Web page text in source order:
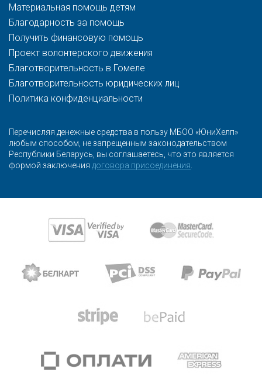
Материальная помощь детям
Благодарность за помощь
Получить финансовую помощь
Проект волонтерского движения
Благотворительность в Гомеле
Благотворительность юридических лиц
Политика конфиденциальности
Перечисляя денежные средства в пользу МБОО «ЮниХелп»
любым способом, не запрещенным законодательством
Республики Беларусь, вы соглашаетесь, что это является
формой заключения договора присоединения